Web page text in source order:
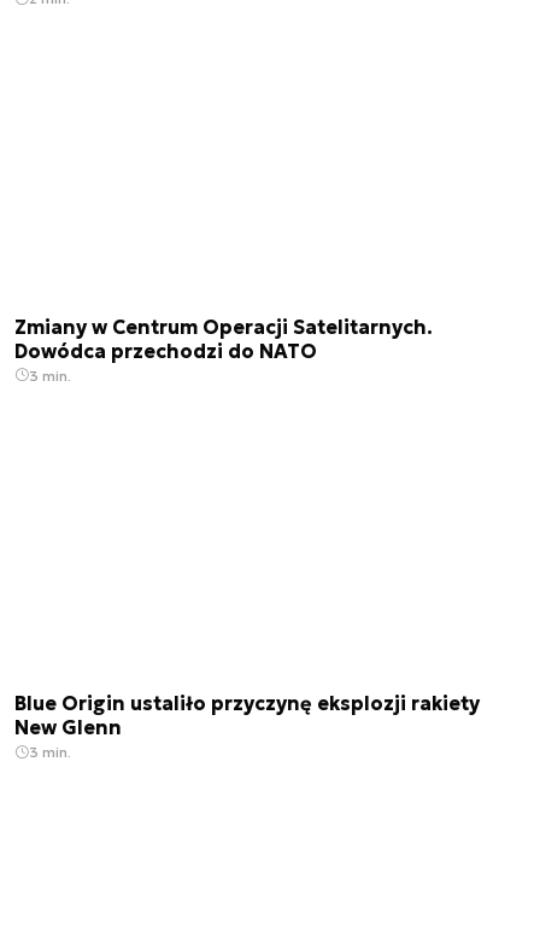
Zmiany w Centrum Operacji Satelitarnych.
Dowódca przechodzi do NATO
3 min.
Blue Origin ustaliło przyczynę eksplozji rakiety
New Glenn
3 min.